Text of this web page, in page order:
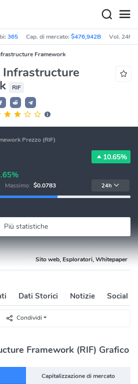
365 Cap. di mercato:$476,942B Vol. 24h:
Framework
RIF
Prezzo (RIF)
10.65%
Massimo: $0.0783 24h
Più statistiche
Sito web, Esploratori, Whitepaper
Dati Storici Notizie Social
Condividi
Framework (RIF) Grafico
Capitalizzazione di mercato